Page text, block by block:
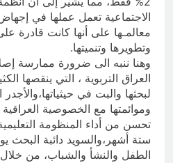
الاجتماعية تعمل عملها في
معالمـها على أنها كانت قادرة
وتطويرها وتنميتها.
وهنا ننبه الى ضرورة ممارسة
العراق التربوية ، التي ينقصها
لبحثها والبت في
وموائمتها مع الخصوصية العراقية
تحسن من أداء المنظومة
ستة أشهر،والسويد دائبة البحث
الطفل والنشأ والشباب، من خلال